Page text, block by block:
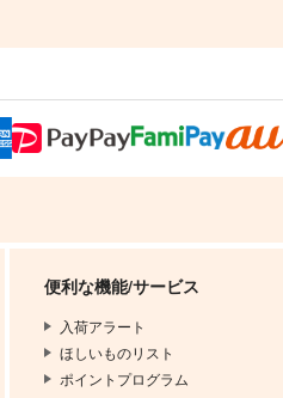
便利な機能/サービス
入荷アラート
ほしいものリスト
ポイントプログラム